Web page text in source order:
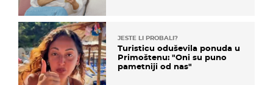
JESTE LI PROBALI?
Turisticu oduševila ponuda u
Primoštenu: "Oni su puno
pametniji od nas"